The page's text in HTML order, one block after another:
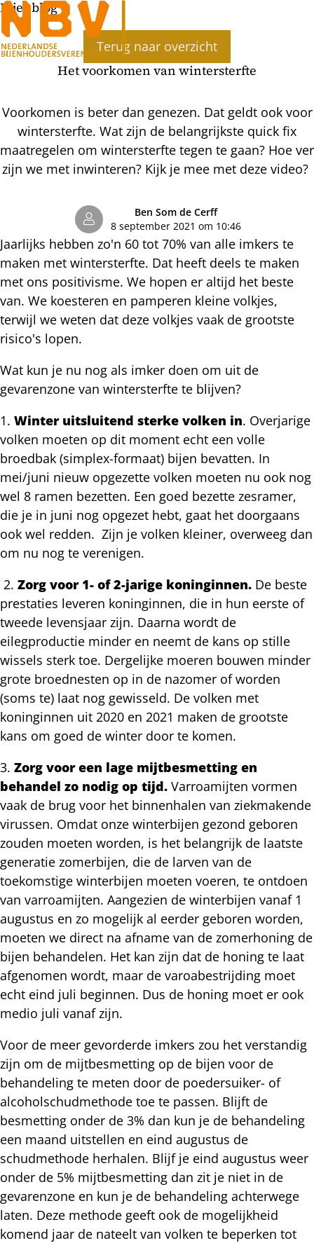
Bijenblog
Terug naar overzicht
Het voorkomen van wintersterfte
Voorkomen is beter dan genezen. Dat geldt ook voor
wintersterfte. Wat zijn de belangrijkste quick fix
maatregelen om wintersterfte tegen te gaan? Hoe ver
zijn we met inwinteren? Kijk je mee met deze video?
Ben Som de Cerff
8 september 2021 om 10:46
Jaarlijks hebben zo'n 60 tot 70% van alle imkers te
maken met wintersterfte. Dat heeft deels te maken
met ons positivisme. We hopen er altijd het beste
van. We koesteren en pamperen kleine volkjes,
terwijl we weten dat deze volkjes vaak de grootste
risico's lopen.
Wat kun je nu nog als imker doen om uit de
gevarenzone van wintersterfte te blijven?
1. Winter uitsluitend sterke volken in. Overjarige
volken moeten op dit moment echt een volle
broedbak (simplex-formaat) bijen bevatten. In
mei/juni nieuw opgezette volken moeten nu ook nog
wel 8 ramen bezetten. Een goed bezette zesramer,
die je in juni nog opgezet hebt, gaat het doorgaans
ook wel redden. Zijn je volken kleiner, overweeg dan
om nu nog te verenigen.
2. Zorg voor 1- of 2-jarige koninginnen. De beste
prestaties leveren koninginnen, die in hun eerste of
tweede levensjaar zijn. Daarna wordt de
eilegproductie minder en neemt de kans op stille
wissels sterk toe. Dergelijke moeren bouwen minder
grote broednesten op in de nazomer of worden
(soms te) laat nog gewisseld. De volken met
koninginnen uit 2020 en 2021 maken de grootste
kans om goed de winter door te komen.
3. Zorg voor een lage mijtbesmetting en
behandel zo nodig op tijd. Varroamijten vormen
vaak de brug voor het binnenhalen van ziekmakende
virussen. Omdat onze winterbijen gezond geboren
zouden moeten worden, is het belangrijk de laatste
generatie zomerbijen, die de larven van de
toekomstige winterbijen moeten voeren, te ontdoen
van varroamijten. Aangezien de winterbijen vanaf 1
augustus en zo mogelijk al eerder geboren worden,
moeten we direct na afname van de zomerhoning de
bijen behandelen. Het kan zijn dat de honing te laat
afgenomen wordt, maar de varoabestrijding moet
echt eind juli beginnen. Dus de honing moet er ook
medio juli vanaf zijn.
Voor de meer gevorderde imkers zou het verstandig
zijn om de mijtbesmetting op de bijen voor de
behandeling te meten door de poedersuiker- of
alcoholschudmethode toe te passen. Blijft de
besmetting onder de 3% dan kun je de behandeling
een maand uitstellen en eind augustus de
schudmethode herhalen. Blijf je eind augustus weer
onder de 5% mijtbesmetting dan zit je niet in de
gevarenzone en kun je de behandeling achterwege
laten. Deze methode geeft ook de mogelijkheid
komend jaar de nateelt van volken te beperken tot